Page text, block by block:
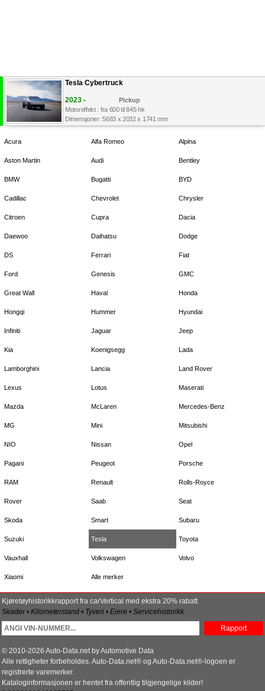
Tesla Cybertruck
2023 -
Pickup
Motoreffekt : fra 600 til 845 hk
Dimensjoner: 5683 x 2032 x 1741 mm
Acura Alfa Romeo Alpina
Aston Martin Audi Bentley
BMW Bugatti BYD
Cadillac Chevrolet Chrysler
Citroen Cupra Dacia
Daewoo Daihatsu Dodge
DS Ferrari Fiat
Ford Genesis GMC
Great Wall Haval Honda
Hongqi Hummer Hyundai
Infiniti Jaguar Jeep
Kia Koenigsegg Lada
Lamborghini Lancia Land Rover
Lexus Lotus Maserati
Mazda McLaren Mercedes-Benz
MG Mini Mitsubishi
NIO Nissan Opel
Pagani Peugeot Porsche
RAM Renault Rolls-Royce
Rover Saab Seat
Skoda Smart Subaru
Suzuki Tesla Toyota
Vauxhall Volkswagen Volvo
Xiaomi Alle merker
Kjøretøyhistorikkrapport fra carVertical med ekstra 20% rabatt
Skader • Kilometerstand • Tyveri • Eiere • Servicehistorikk
Rapport
© 2010-2026 Auto-Data.net by Automotive Data
Alle rettigheter forbeholdes. Auto-Data.net® og Auto-Data.net®-logoen er
registrerte varemerker.
Kataloginformasjonen er hentet fra offentlig tilgjengelige kilder!